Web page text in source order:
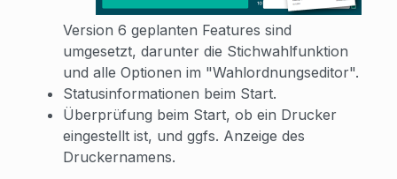
Version 6 geplanten Features sind
umgesetzt, darunter die Stichwahlfunktion
und alle Optionen im "Wahlordnungseditor".
Statusinformationen beim Start.
Überprüfung beim Start, ob ein Drucker
eingestellt ist, und ggfs. Anzeige des
Druckernamens.